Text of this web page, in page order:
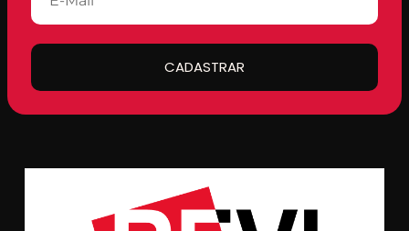
CADASTRAR